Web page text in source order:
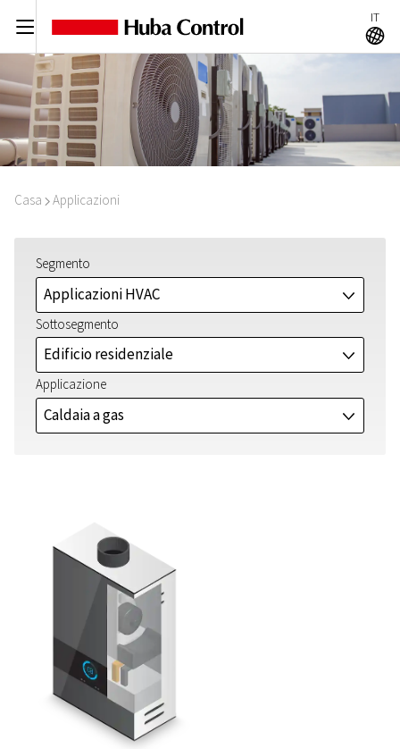
C IT
A
Casa I Applicazioni
Segmento
Applicazioni HVAC J
Sottosegmento
Edificio residenziale J
Applicazione
Caldaia a gas J